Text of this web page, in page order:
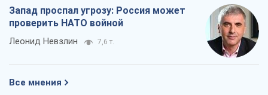
Запад проспал угрозу: Россия может
проверить НАТО войной
Леонид Невзлин 7,6 т.
Все мнения